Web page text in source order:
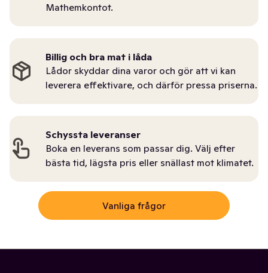
Mathemkontot.
Billig och bra mat i låda
Lådor skyddar dina varor och gör att vi kan
leverera effektivare, och därför pressa priserna.
Schyssta leveranser
Boka en leverans som passar dig. Välj efter
bästa tid, lägsta pris eller snällast mot klimatet.
Vanliga frågor